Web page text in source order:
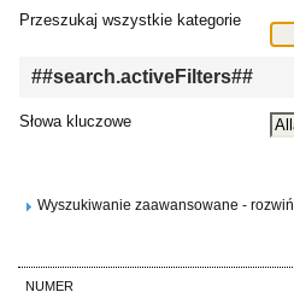
Przeszukaj wszystkie kategorie
##search.activeFilters##
Słowa kluczowe
Wyszukiwanie zaawansowane - rozwiń
NUMER